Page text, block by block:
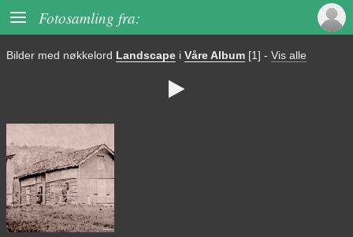
 Fotosamling fra:
Bilder med nøkkelord Landscape i Våre Album [1] - Vis alle
